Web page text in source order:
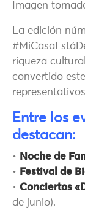
Imagen
La edición
riqueza
convertido
Entre los
destacan:
• Noche de
• Festival de
• Conciertos
de junio).